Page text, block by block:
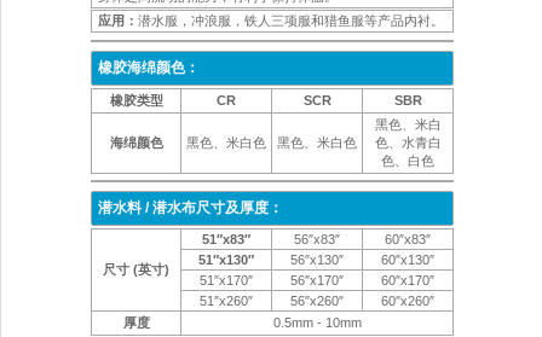
应用： 潜水服，冲浪服，铁人三项服和猎鱼服等产品内衬。
橡胶海绵颜色：
橡胶类型 CR SCR SBR
海绵颜色 黑色、米白色 黑色、米白色
黑色、米白
色、水青白
色、白色
潜水料 / 潜水布尺寸及厚度：
尺寸 (英寸)
51″x83″ 56″x83″
60″x83″
51″x130″
56″x130″
60″x130″
51″x170″
56″x170″
60″x170″
51″x260″
56″x260″
60″x260″
厚度
0.5mm - 10mm